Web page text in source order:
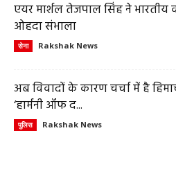
एयर मार्शल तेजपाल सिंह ने
ओहदा संभाला
सेना Rakshak News
अब विवादों के कारण चर्चा में है
‘हार्मनी ऑफ द...
पुलिस Rakshak News